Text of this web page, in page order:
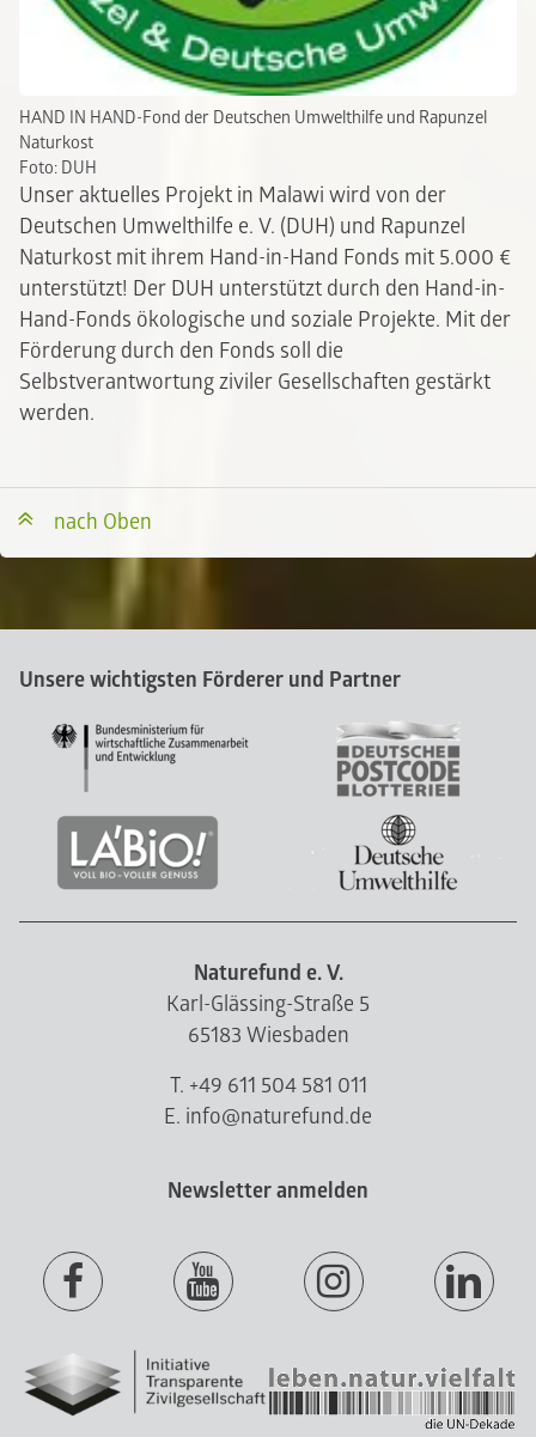
HAND IN HAND-Fond der Deutschen Umwelthilfe und Rapunzel
Naturkost
Foto: DUH
Unser aktuelles Projekt in Malawi wird von der
Deutschen Umwelthilfe e. V. (DUH) und Rapunzel
Naturkost mit ihrem Hand-in-Hand Fonds mit 5.000 €
unterstützt! Der DUH unterstützt durch den Hand-in-
Hand-Fonds ökologische und soziale Projekte. Mit der
Förderung durch den Fonds soll die
Selbstverantwortung ziviler Gesellschaften gestärkt
werden.
nach Oben
Unsere wichtigsten Förderer und Partner
Naturefund e. V.
Karl-Glässing-Straße 5
65183 Wiesbaden
T. +49 611 504 581 011
E. info@naturefund.de
Newsletter anmelden